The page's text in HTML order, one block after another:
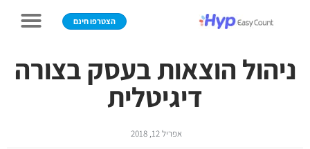
הצטרפו חינם
ניהול הוצאות בעסק בצורה
דיגיטלית
אפריל 12, 2018